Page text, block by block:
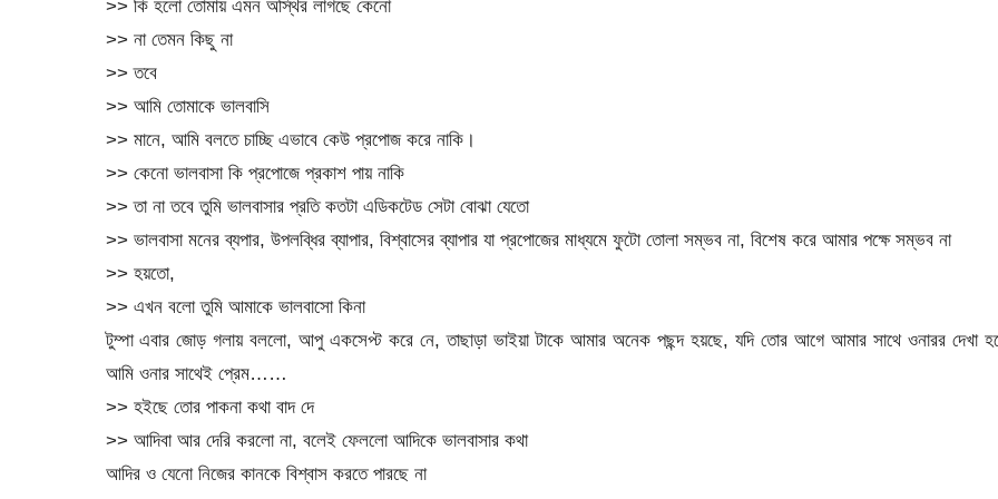
>> কি হলো তোমায় এমন অস্থির লাগছে কেনো
>> না তেমন কিছু না
>> তবে
>> আমি তোমাকে ভালবাসি
>> মানে, আমি বলতে চাচ্ছি এভাবে কেউ প্রপোজ করে নাকি।
>> কেনো ভালবাসা কি প্রপোজে প্রকাশ পায় নাকি
>> তা না তবে তুমি ভালবাসার প্রতি কতটা এডিকটেড সেটা বোঝা যেতো
>> ভালবাসা মনের ব্যপার, উপলব্ধির ব্যাপার, বিশ্বাসের ব্যাপার যা প্রপোজের মাধ্যমে ফুটো তোলা সম্ভব না, বিশেষ করে আমার পক্ষে সম্ভব না
>> হয়তো,
>> এখন বলো তুমি আমাকে ভালবাসো কিনা
টুম্পা এবার জোড় গলায় বললো, আপু একসেপ্ট করে নে, তাছাড়া ভাইয়া টাকে আমার অনেক পছন্দ হয়ছে, যদি তোর আগে আমার সাথে ওনারর দেখা
আমি ওনার সাথেই প্রেম……
>> হইছে তোর পাকনা কথা বাদ দে
>> আদিবা আর দেরি করলো না, বলেই ফেললো আদিকে ভালবাসার কথা
আদির ও যেনো নিজের কানকে বিশ্বাস করতে পারছে না